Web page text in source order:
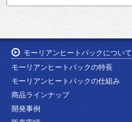
モーリアンヒートパックについて
モーリアンヒートパックの特長
モーリアンヒートパックの仕組み
商品ラインナップ
開発事例